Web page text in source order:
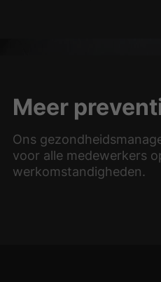
Meer
Ons
voor alle medewerkers
werkomstandigheden.